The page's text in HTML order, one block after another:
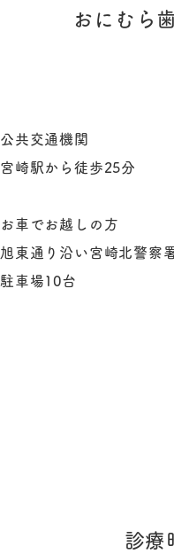
おにむら
公共交通機関
宮崎駅から徒歩25分
お車でお越しの方
旭東通り沿い宮崎北警察
駐車場10台
診療